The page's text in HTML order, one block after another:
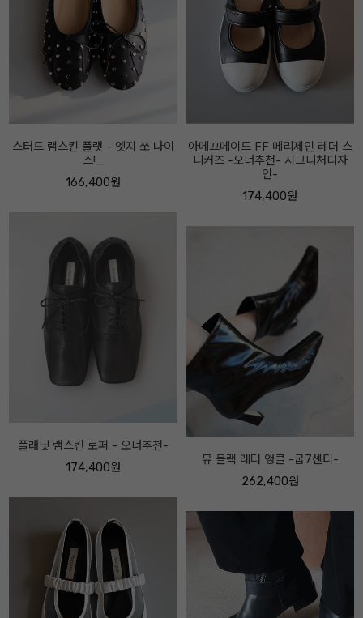
아메끄메이드 FF 메리제인 레더 스
니커즈 -오너추천- 시그니처디자
인-
뮤 블랙 레더 앵클 -굽7센티-
아베끄메이드 FF 스트링 스니커즈
베이지콤비
174,400원
니커즈 -보송퍼 ver -
182,400원